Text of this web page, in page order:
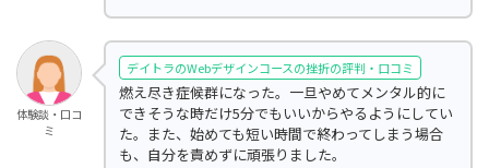
体験談・口コ
ミ
デイトラのWebデザインコースの挫折の評判・口コミ
燃え尽き症候群になった。一旦やめてメンタル的に
できそうな時だけ5分でもいいからやるようにしてい
た。また、始めても短い時間で終わってしまう場合
も、自分を責めずに頑張りました。